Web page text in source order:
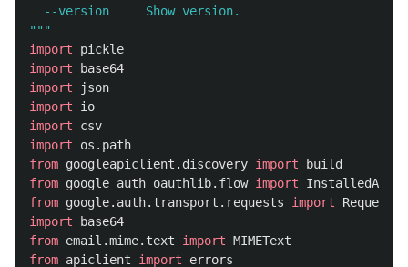
"""
import
pickle
import
base64
import
json
import
io
import
csv
import
os.path
from googleapiclient.discovery import
build
from google_auth_oauthlib.flow import
from google.auth.transport.requests import
Request
import
base64
from email.mime.text import MIMEText
from apiclient import
errors